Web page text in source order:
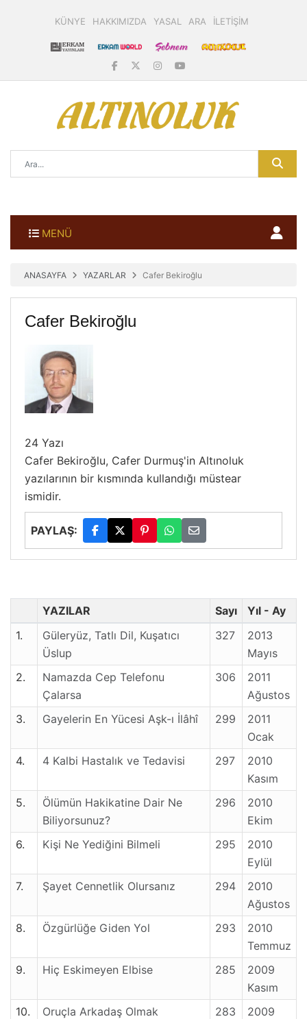
KÜNYE HAKKIMIZDA YASAL ARA İLETİŞİM
MENÜ
ANASAYFA YAZARLAR Cafer Bekiroğlu
Cafer Bekiroğlu
24 Yazı
Cafer Bekiroğlu, Cafer Durmuş'in Altınoluk
yazılarının bir kısmında kullandığı müstear
ismidir.
PAYLAŞ:
YAZILAR Sayı
Yıl - Ay
1.
Güleryüz, Tatlı Dil, Kuşatıcı
Üslup
327
2013
Mayıs
2.
Namazda Cep Telefonu
Çalarsa
306
2011
Ağustos
3.
Gayelerin En Yücesi Aşk-ı İlâhî 299
2011
Ocak
4.
4 Kalbi Hastalık ve Tedavisi 297
2010
Kasım
5.
Ölümün Hakikatine Dair Ne
Biliyorsunuz?
296
2010
Ekim
6.
Kişi Ne Yediğini Bilmeli 295
2010
Eylül
7.
Şayet Cennetlik Olursanız 294
2010
Ağustos
8.
Özgürlüğe Giden Yol 293
2010
Temmuz
9.
Hiç Eskimeyen Elbise 285
2009
Kasım
10.
Oruçla Arkadaş Olmak 283
2009